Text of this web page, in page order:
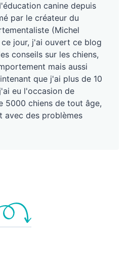
canine depuis
par le créateur du
(Michel
jour, j'ai ouvert ce blog
conseils sur les chiens,
mais aussi
que j'ai plus de 10
eu l'occasion de
5000 chiens de tout âge,
avec des problèmes